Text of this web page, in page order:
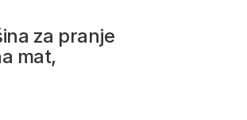
za pranje
mat,